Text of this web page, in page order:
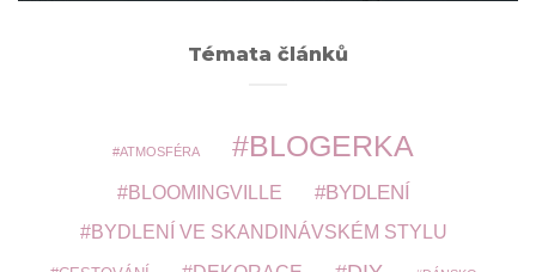
Témata článků
ATMOSFÉRA BLOGERKA
BLOOMINGVILLE BYDLENÍ
BYDLENÍ VE SKANDINÁVSKÉM STYLU